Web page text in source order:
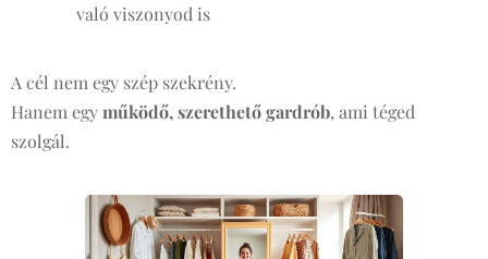
való viszonyod is
A cél nem egy szép szekrény.
Hanem egyműködő, szerethető gardrób, ami téged
szolgál.